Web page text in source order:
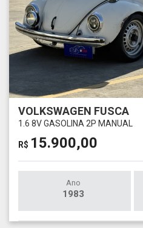
VOLKSWAGEN FUSCA
1.6 8V GASOLINA 2P MANUAL
R$ 15.900,00
Ano
1983